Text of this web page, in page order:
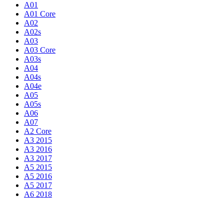
A01
A01 Core
A02
A02s
A03
A03 Core
A03s
A04
A04s
A04e
A05
A05s
A06
A07
A2 Core
A3 2015
A3 2016
A3 2017
A5 2015
A5 2016
A5 2017
A6 2018